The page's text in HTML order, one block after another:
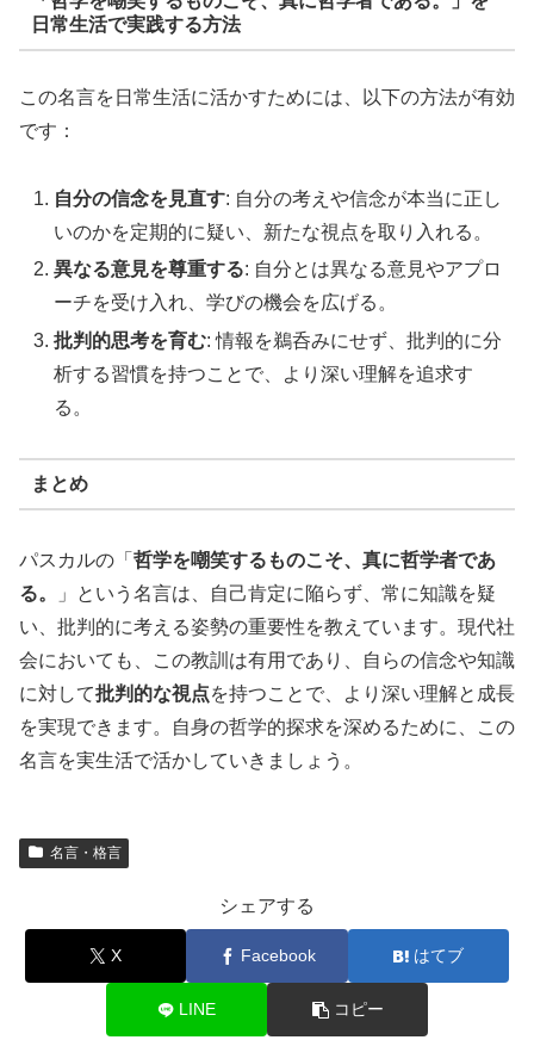
日常生活で実践する方法
この名言を日常生活に活かすためには、以下の方法が有効
です：
自分の信念を見直す: 自分の考えや信念が本当に正し
いのかを定期的に疑い、新たな視点を取り入れる。
異なる意見を尊重する: 自分とは異なる意見やアプロ
ーチを受け入れ、学びの機会を広げる。
批判的思考を育む: 情報を鵜呑みにせず、批判的に分
析する習慣を持つことで、より深い理解を追求す
る。
まとめ
パスカルの「 哲学を嘲笑するものこそ、真に哲学者であ
る。
」という名言は、自己肯定に陥らず、常に知識を疑
い、批判的に考える姿勢の重要性を教えています。現代社
会においても、この教訓は有用であり、自らの信念や知識
に対して批判的な視点を持つことで、より深い理解と成長
を実現できます。自身の哲学的探求を深めるために、この
名言を実生活で活かしていきましょう。
名言・格言
シェアする
X Facebook はてブ
LINE コピー